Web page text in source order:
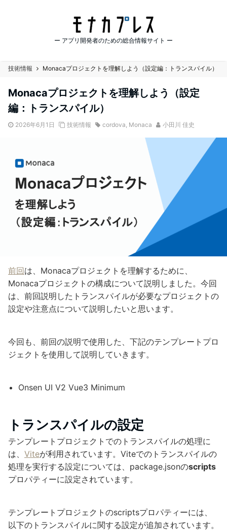
ー アプリ開発者のための総合情報サイト ー
技術情報 Monacaプロジェクトを理解しよう（設定編：トランスパイル）
Monacaプロジェクトを理解しよう（設定
編：トランスパイル）
2026年6月1日 技術情報 cordova, Monaca 小田川 佳史
前回は、Monacaプロジェクトを理解するために、
Monacaプロジェクトの構成について説明しました。今回
は、前回説明したトランスパイルが必要なプロジェクトの
設定や注意点について説明したいと思います。
今回も、前回の説明で使用した、下記のテンプレートプロ
ジェクトを使用して説明していきます。
Onsen UI V2 Vue3 Minimum
トランスパイルの設定
テンプレートプロジェクトでのトランスパイルの処理に
は、 Viteが利用されています。Viteでのトランスパイルの
処理を実行する設定については、package.jsonのscripts
プロパティーに設定されています。
テンプレートプロジェクトのscriptsプロパティーには、
以下のトランスパイルに関する設定が追加されています。